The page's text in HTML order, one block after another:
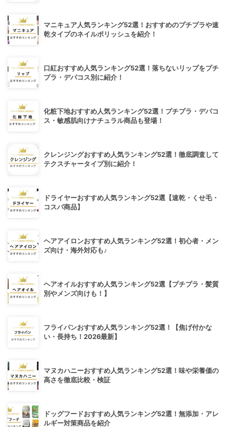
マニキュア人気ランキング52選！おすすめのプチプラや速
乾タイプのネイルポリッシュを紹介！
口紅おすすめ人気ランキング52選！落ちないリップをプチ
プラ・デパコス別に紹介！
化粧下地おすすめ人気ランキング52選！プチプラ・デパコ
ス・敏感肌向けナチュラル商品も登場！
クレンジングおすすめ人気ランキング52選！徹底調査して
テクスチャータイプ別に紹介！
ドライヤーおすすめ人気ランキング52選【速乾・くせ毛・
コスパ商品】
ヘアアイロンおすすめ人気ランキング52選！初心者・メン
ズ向け・海外対応も♪
ヘアオイルおすすめ人気ランキング52選【プチプラ・髪質
別やメンズ向けも！】
フライパンおすすめ人気ランキング52選！【焦げ付かな
い・長持ち！2026最新】
マヌカハニーおすすめ人気ランキング52選！味や栄養価の
高さを徹底比較・検証
ドッグフードおすすめ人気ランキング52選！無添加・アレ
ルギー対策商品を紹介